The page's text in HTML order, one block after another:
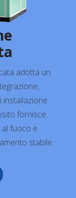
adotta un
installazione
fornisce
fuoco e
stabile.